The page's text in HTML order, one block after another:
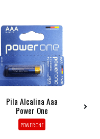
Pila Alcalina Aaa
Power One
POWER ONE